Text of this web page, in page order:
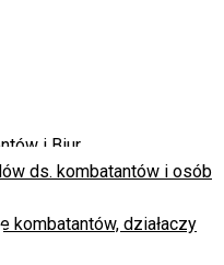
i Biur
ds. kombatantów i osób
kombatantów, działaczy